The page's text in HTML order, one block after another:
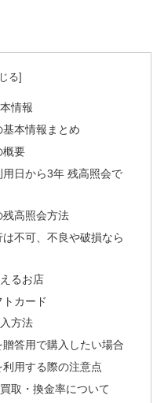
情報
本情報まとめ
概要
日から3年 残高照会で
高照会方法
不可、不良や破損なら
るお店
カード
方法
答用で購入したい場合
用する際の注意点
取・換金率について